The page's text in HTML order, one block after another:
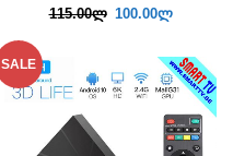
115.00ლ 100.00ლ
SALE